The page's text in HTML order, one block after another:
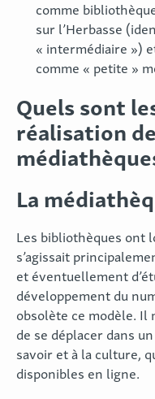
comme
sur l’Herbasse
« intermédiaire »)
comme « petite »
Quels sont
réalisation
La
Les bibliothèques ont
s’agissait
et éventuellement
développement du
obsolète ce modèle. Il
de se déplacer dans
savoir et à la culture,
disponibles en ligne.